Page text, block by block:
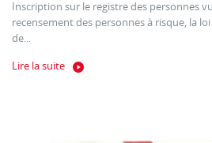
Inscription sur le registre des personnes
recensement des personnes à risque, la
de...
Lire la suite